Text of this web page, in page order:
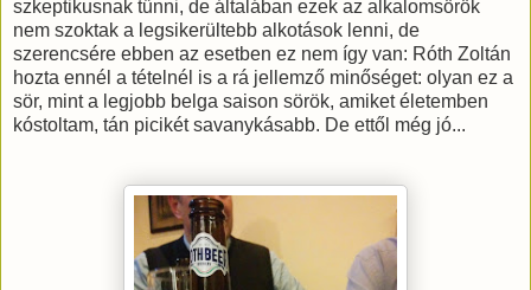
szkeptikusnak tűnni, de általában ezek az alkalomsörök
nem szoktak a legsikerültebb alkotások lenni, de
szerencsére ebben az esetben ez nem így van: Róth Zoltán
hozta ennél a tételnél is a rá jellemző minőséget: olyan ez a
sör, mint a legjobb belga saison sörök, amiket életemben
kóstoltam, tán picikét savanykásabb. De ettől még jó...